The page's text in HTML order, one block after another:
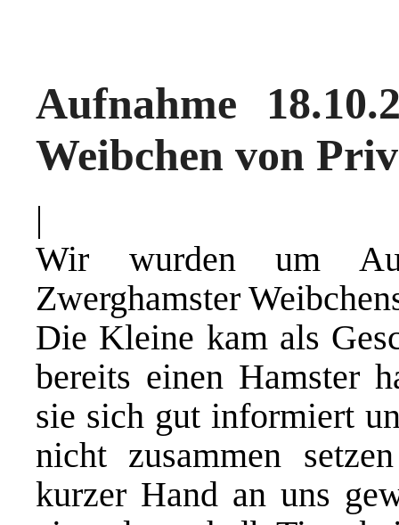
Aufnahme
Weibchen von
|
Wir wurden um
Zwerghamster
Die Kleine kam als
bereits einen Hamster
sie sich gut informiert
nicht zusammen
kurzer Hand an uns